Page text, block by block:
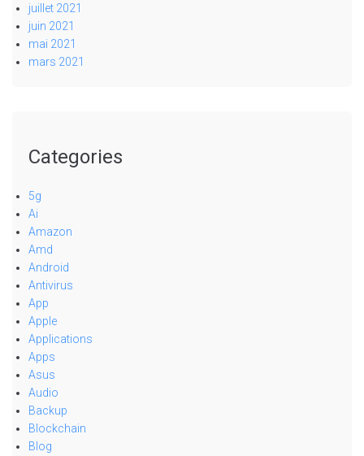
juillet 2021
juin 2021
mai 2021
mars 2021
Categories
5g
Ai
Amazon
Amd
Android
Antivirus
App
Apple
Applications
Apps
Asus
Audio
Backup
Blockchain
Blog